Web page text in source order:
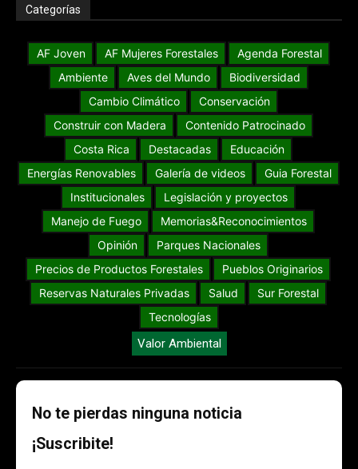
Categorías
AF Joven AF Mujeres Forestales
Agenda Forestal
Ambiente
Aves del Mundo
Biodiversidad
Cambio Climático
Conservación
Construir con Madera
Contenido Patrocinado
Costa Rica
Destacadas
Educación
Energías Renovables
Galería de videos
Guia Forestal
Institucionales
Legislación y proyectos
Manejo de Fuego
Memorias&Reconocimientos
Opinión
Parques Nacionales
Precios de Productos Forestales
Pueblos Originarios
Reservas Naturales Privadas
Salud
Sur Forestal
Tecnologías
Valor Ambiental
No te pierdas ninguna noticia
¡Suscribite!